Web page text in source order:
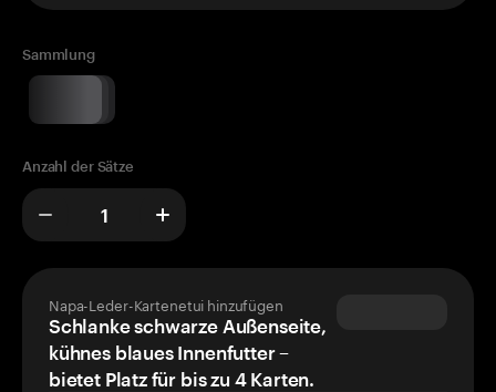
Sammlung
Anzahl der Sätze
Napa-Leder-Kartenetui hinzufügen
Schlanke schwarze Außenseite,
kühnes blaues Innenfutter –
bietet Platz für bis zu 4 Karten.